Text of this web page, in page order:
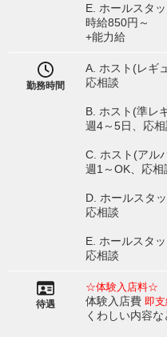
E. ホールスタ
時給850円～
+能力給
勤務時間
A. ホスト(レギ
応相談
B. ホスト(準レ
週4～5日、応相
C. ホスト(アル
週1～OK、応相
D. ホールスタ
応相談
E. ホールスタ
応相談
待遇
☆体験入店料☆
体験入店費即
くわしい内容な